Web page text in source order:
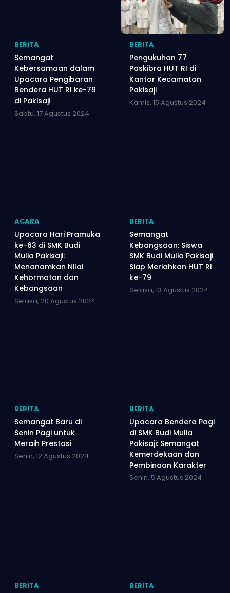
BERITA
Semangat
Kebersamaan dalam
Upacara Pengibaran
Bendera HUT RI ke-79
di Pakisaji
Sabtu, 17 Agustus 2024
BERITA
Pengukuhan 77
Paskibra HUT RI di
Kantor Kecamatan
Pakisaji
Kamis, 15 Agustus 2024
ACARA
Upacara Hari Pramuka
ke-63 di SMK Budi
Mulia Pakisaji:
Menanamkan Nilai
Kehormatan dan
Kebangsaan
Selasa, 20 Agustus 2024
BERITA
Semangat
Kebangsaan: Siswa
SMK Budi Mulia Pakisaji
Siap Meriahkan HUT RI
ke-79
Selasa, 13 Agustus 2024
BERITA
Semangat Baru di
Senin Pagi untuk
Meraih Prestasi
Senin, 12 Agustus 2024
BERITA
Upacara Bendera Pagi
di SMK Budi Mulia
Pakisaji: Semangat
Kemerdekaan dan
Pembinaan Karakter
Senin, 5 Agustus 2024
BERITA BERITA